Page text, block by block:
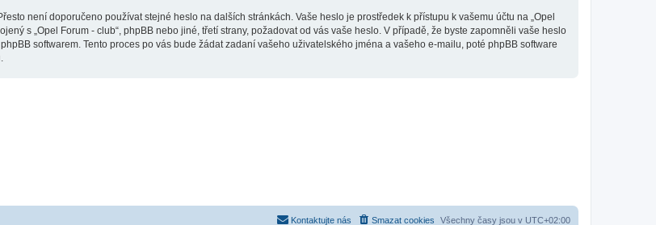
není doporučeno používat stejné heslo na dalších stránkách. Vaše heslo je prostředek k přístupu k vašemu účtu na „Opel
s „Opel Forum - club“, phpBB nebo jiné, třetí strany, požadovat od vás vaše heslo. V případě, že byste zapomněli vaše heslo
softwarem. Tento proces po vás bude žádat zadaní vašeho uživatelského jména a vašeho e-mailu, poté phpBB software
Všechny časy jsou v UTC+02:00
Smazat cookies
Kontaktujte nás